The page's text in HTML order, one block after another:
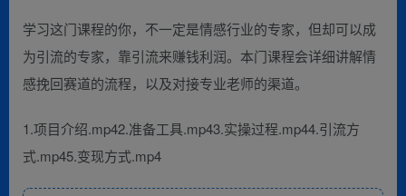
学习这门课程的你，不一定是情感行业的专家，但却可以成
为引流的专家，靠引流来赚钱利润。本门课程会详细讲解情
感挽回赛道的流程，以及对接专业老师的渠道。
1.项目介绍.mp42.准备工具.mp43.实操过程.mp44.引流方
式.mp45.变现方式.mp4